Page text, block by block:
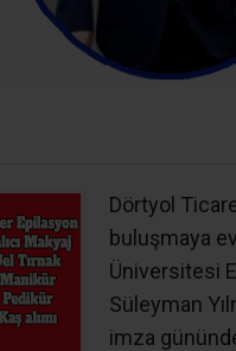
​Dörtyol
buluşmaya
Üniversitesi
Süleyman
imza